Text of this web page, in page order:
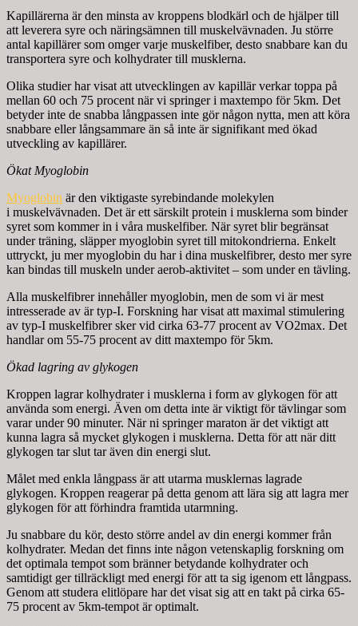
Kapillärerna är den minsta av kroppens blodkärl och de hjälper till
att leverera syre och näringsämnen till muskelvävnaden. Ju större
antal kapillärer som omger varje muskelfiber, desto snabbare kan du
transportera syre och kolhydrater till musklerna.
Olika studier har visat att utvecklingen av kapillär verkar toppa på
mellan 60 och 75 procent när vi springer i maxtempo för 5km. Det
betyder inte de snabba långpassen inte gör någon nytta, men att köra
snabbare eller långsammare än så inte är signifikant med ökad
utveckling av kapillärer.
Ökat Myoglobin
Myoglobin är den viktigaste syrebindande molekylen
i muskelvävnaden. Det är ett särskilt protein i musklerna som binder
syret som kommer in i våra muskelfiber. När syret blir begränsat
under träning, släpper myoglobin syret till mitokondrierna. Enkelt
uttryckt, ju mer myoglobin du har i dina muskelfibrer, desto mer syre
kan bindas till muskeln under aerob-aktivitet – som under en tävling.
Alla muskelfibrer innehåller myoglobin, men de som vi är mest
intresserade av är typ-I. Forskning har visat att maximal stimulering
av typ-I muskelfibrer sker vid cirka 63-77 procent av VO2max. Det
handlar om 55-75 procent av ditt maxtempo för 5km.
Ökad lagring av glykogen
Kroppen lagrar kolhydrater i musklerna i form av glykogen för att
använda som energi. Även om detta inte är viktigt för tävlingar som
varar under 90 minuter. När ni springer maraton är det viktigt att
kunna lagra så mycket glykogen i musklerna. Detta för att när ditt
glykogen tar slut tar även din energi slut.
Målet med enkla långpass är att utarma musklernas lagrade
glykogen. Kroppen reagerar på detta genom att lära sig att lagra mer
glykogen för att förhindra framtida utarmning.
Ju snabbare du kör, desto större andel av din energi kommer från
kolhydrater. Medan det finns inte någon vetenskaplig forskning om
det optimala tempot som bränner betydande kolhydrater och
samtidigt ger tillräckligt med energi för att ta sig igenom ett långpass.
Genom att studera elitlöpare har det visat sig att en takt på cirka 65-
75 procent av 5km-tempot är optimalt.